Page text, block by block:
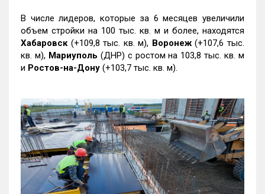
В числе лидеров, которые за 6 месяцев увеличили
объем стройки на 100 тыс. кв. м и более, находятся
Хабаровск (+109,8 тыс. кв. м), Воронеж(+107,6 тыс.
кв. м), Мариуполь (ДНР) с ростом на 103,8 тыс. кв. м
и Ростов-на-Дону (+103,7 тыс. кв. м).